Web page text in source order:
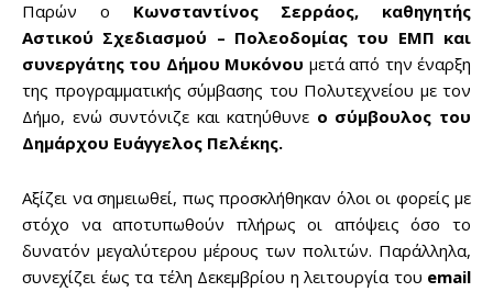
Παρών ο Κωνσταντίνος Σερράος, καθηγητής
Αστικού Σχεδιασμού – Πολεοδομίας του ΕΜΠ και
συνεργάτης του Δήμου Μυκόνου μετά από την έναρξη
της προγραμματικής σύμβασης του Πολυτεχνείου με τον
Δήμο, ενώ συντόνιζε και κατηύθυνε ο σύμβουλος του
Δημάρχου Ευάγγελος Πελέκης.
Αξίζει να σημειωθεί, πως προσκλήθηκαν όλοι οι φορείς με
στόχο να αποτυπωθούν πλήρως οι απόψεις όσο το
δυνατόν μεγαλύτερου μέρους των πολιτών. Παράλληλα,
συνεχίζει έως τα τέλη Δεκεμβρίου η λειτουργία του email